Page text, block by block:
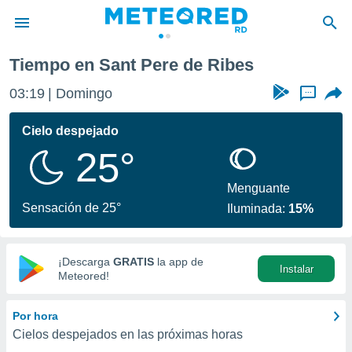
de
ha sido
calidad.
a este
las
y
digital
basada
Tiempo en Sant Pere de Ribes
03:19 Domingo ...
Cielo despejado
25°
Sensación de 25°
Menguante
Iluminada: 15%
¡Descarga GRATIS la app de
Meteored!
Instalar
Por hora
Cielos despejados en las próximas horas